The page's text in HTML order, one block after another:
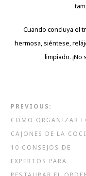
Cuando concluya el
hermosa, siéntese,
limpiado.
PREVIOUS:
COMO ORGANIZAR
CAJONES DE LA
10 CONSEJOS DE
EXPERTOS PARA